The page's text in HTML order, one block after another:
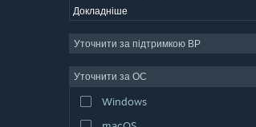
Докладніше
Уточнити за підтримкою ВР
Уточнити за ОС
Windows